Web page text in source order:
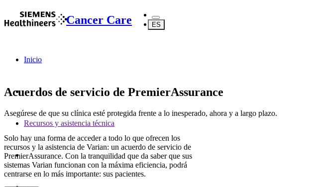
Cancer Care ES
Inicio
Recursos y asistencia técnica
Acuerdos de servicio de PremierAssurance
Asegúrese de que su clínica esté protegida frente a lo inesperado, ahora y a largo plazo.
Solo hay una forma de acceder a todo lo que ofrecen los
recursos y la asistencia de Varian: un acuerdo de servicio de
PremierAssurance. Con la tranquilidad que da saber que sus
sistemas Varian funcionan con la máxima eficiencia, podrá
centrarse en lo más importante: sus pacientes.